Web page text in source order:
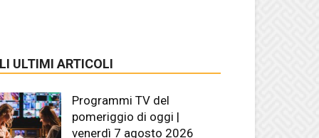
ULTIMI ARTICOLI
Programmi TV del
pomeriggio di oggi |
venerdì 7 agosto 2026